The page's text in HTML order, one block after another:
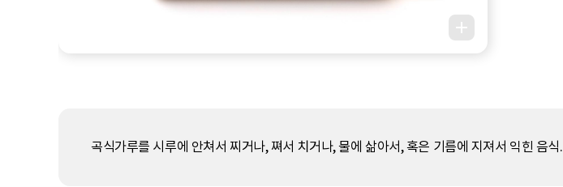
곡식가루를 시루에 안쳐서 찌거나, 쪄서 치거나, 물에 삶아서, 혹은 기름에 지져서 익힌 음식.